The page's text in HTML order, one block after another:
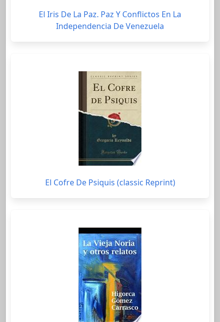
El Iris De La Paz. Paz Y Conflictos En La
Independencia De Venezuela
El Cofre De Psiquis (classic Reprint)